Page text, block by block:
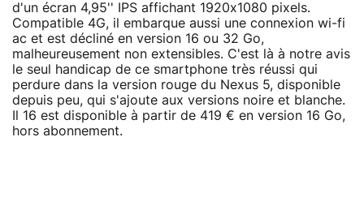
d'un écran 4,95'' IPS affichant 1920x1080 pixels.
Compatible 4G, il embarque aussi une connexion wi-fi
ac et est décliné en version 16 ou 32 Go,
malheureusement non extensibles. C'est là à notre avis
le seul handicap de ce smartphone très réussi qui
perdure dans la version rouge du Nexus 5, disponible
depuis peu, qui s'ajoute aux versions noire et blanche.
Il 16 est disponible à partir de 419 € en version 16 Go,
hors abonnement.